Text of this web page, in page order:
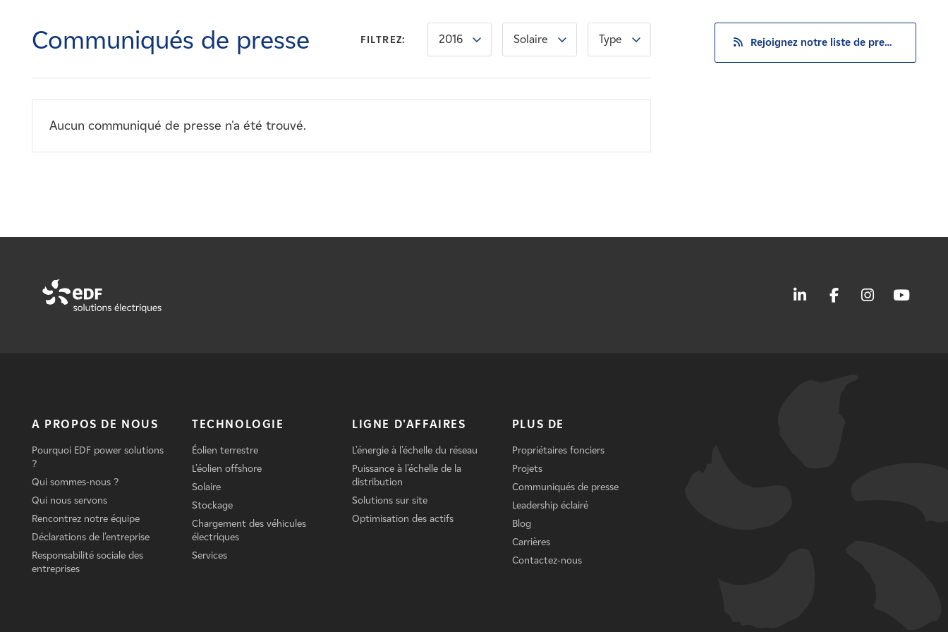
Nouvelles
Communiqués de presse FILTREZ: 2016 Solaire Type
Aucun communiqué de presse n'a été trouvé.
Rejoignez notre liste de presse
A PROPOS DE NOUS
Pourquoi EDF power solutions
?
Qui sommes-nous ?
Qui nous servons
Rencontrez notre équipe
Déclarations de l'entreprise
Responsabilité sociale des
entreprises
TECHNOLOGIE
Éolien terrestre
L'éolien offshore
Solaire
Stockage
Chargement des véhicules
électriques
Services
LIGNE D'AFFAIRES
L'énergie à l'échelle du réseau
Puissance à l'échelle de la
distribution
Solutions sur site
Optimisation des actifs
PLUS DE
Propriétaires fonciers
Projets
Communiqués de presse
Leadership éclairé
Blog
Carrières
Contactez-nous